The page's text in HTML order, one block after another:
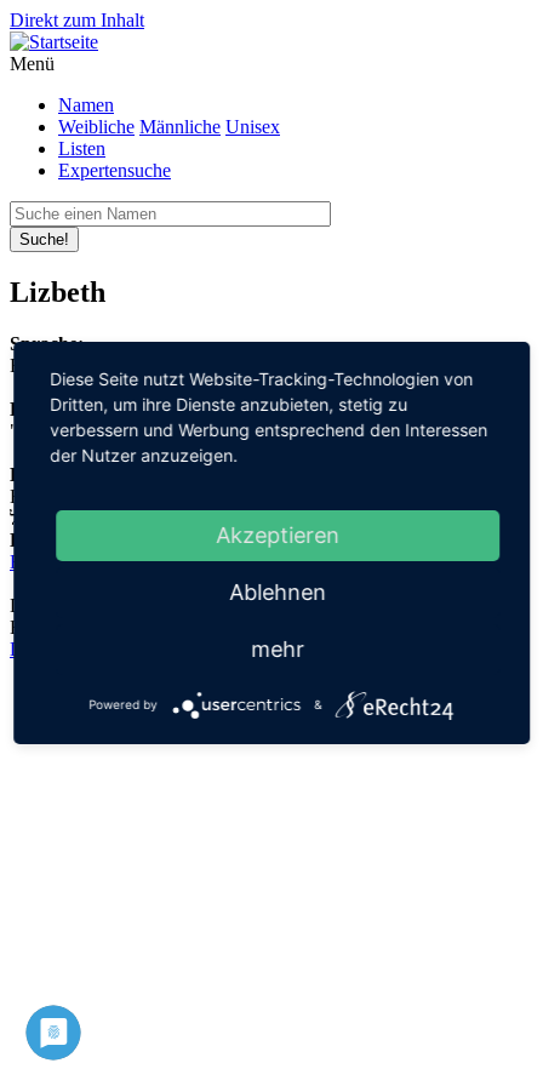
Direkt zum Inhalt
Menü
Namen
Weibliche Männliche Unisex
Listen
Expertensuche
Suche!
Lizbeth
Sprache:
Englisch
Bedeutung:
"Gott" + "schwören"
Herleitung:
Hebräisch,
Herkunftsname:
Elisheva
Der Namensursprung ist unklar, es handelt sich lediglich um eine
Hypothese!
Datenschutz
Diese Seite nutzt Website-Tracking-Technologien von
Dritten, um ihre Dienste anzubieten, stetig zu
verbessern und Werbung entsprechend den Interessen
der Nutzer anzuzeigen.
Akzeptieren
Ablehnen
mehr
Powered by &